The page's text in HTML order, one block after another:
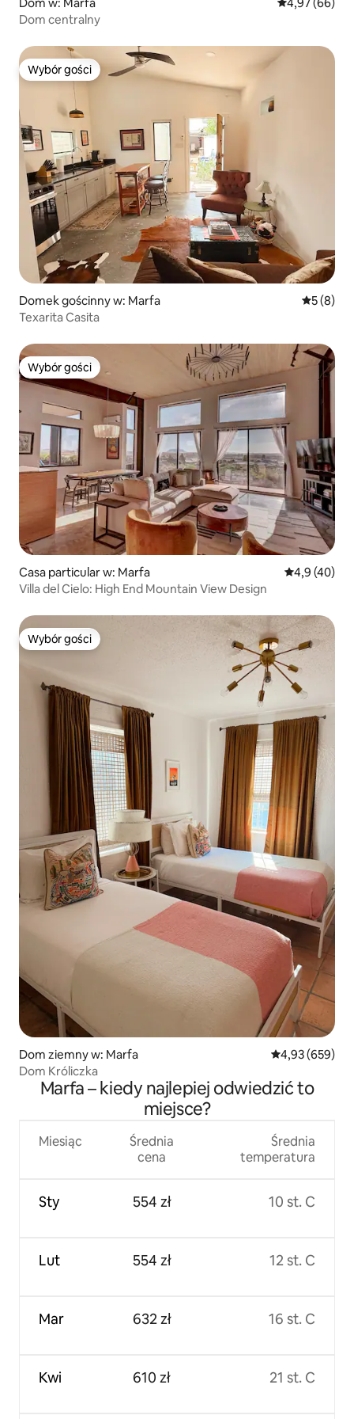
Dom centralny
Wybór gości
Wybór gości
Domek gościnny w: Marfa Średnia
5 (8)
Texarita Casita
Wybór gości
Wybór gości
Casa particular w: Marfa Średnia
4,9 (40)
Villa del Cielo: High End Mountain View Design
Wybór gości
Wybór gości
Dom ziemny w: Marfa Średnia
4,93 (659)
Dom Króliczka
Marfa – kiedy najlepiej odwiedzić to
miejsce?
Miesiąc
Sty
Lut
Mar
Kwi
Średnia
cena
554 zł
554 zł
632 zł
610 zł
Średnia
temperatura
10 st. C
12 st. C
16 st. C
21 st. C